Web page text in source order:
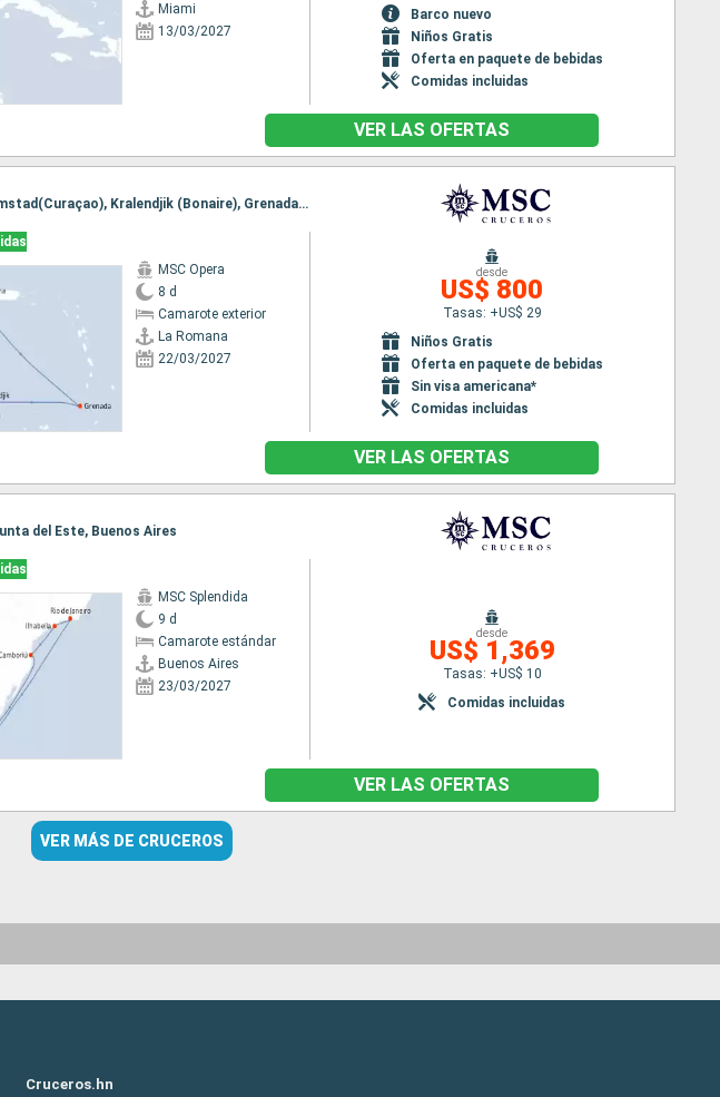
Miami
13/03/2027
Barco nuevo
Niños Gratis
Oferta en paquete de bebidas
Comidas incluidas
VER LAS OFERTAS
Itinerario : La Romana, Isla Catalina, Oranjestad (Aruba), Willemstad(Curaçao), Kralendjik (Bonaire), Grenada, La Romana
MSC Opera
8 d
Camarote exterior
La Romana
22/03/2027
desde
US$ 800
Tasas: +US$ 29
Niños Gratis
Oferta en paquete de bebidas
Sin visa americana*
Comidas incluidas
VER LAS OFERTAS
del Este, Buenos Aires
MSC Splendida
9 d
Camarote estándar
Buenos Aires
23/03/2027
desde
US$ 1,369
Tasas: +US$ 10
Comidas incluidas
VER LAS OFERTAS
VER MÁS DE CRUCEROS
Cruceros.hn